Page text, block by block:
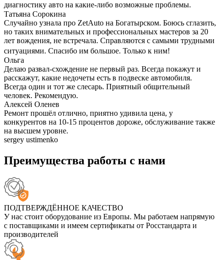
диагностику авто на какие-либо возможные проблемы.
Татьяна Сорокина
Случайно узнала про ZetAuto на Богатырском. Боюсь сглазить,
но таких внимательных и профессиональных мастеров за 20
лет вождения, не встречала. Справляются с самыми трудными
ситуациями. Спасибо им большое. Только к ним!
Ольга
Делаю развал-схождение не первый раз. Всегда покажут и
расскажут, какие недочеты есть в подвеске автомобиля.
Всегда один и тот же слесарь. Приятный общительный
человек. Рекомендую.
Алексей Оленев
Ремонт прошёл отлично, приятно удивила цена, у
конкурентов на 10-15 процентов дороже, обслуживание также
на высшем уровне.
sergey ustimenko
Преимущества работы с нами
ПОДТВЕРЖДЁННОЕ КАЧЕСТВО
У нас стоит оборудование из Европы. Мы работаем напрямую
с поставщиками и имеем сертификаты от Росстандарта и
производителей